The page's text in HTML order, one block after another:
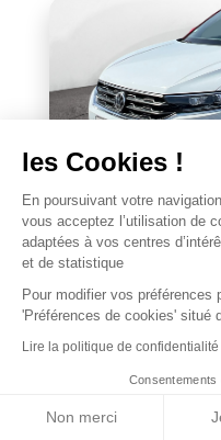
T-Roc 1.5 TSI 150 EVO
118 201 km
17 990 €
les Cookies !
En poursuivant votre
vous acceptez l’utilisation de
adaptées à vos centres
et de statistique
Pour modifier vos préférences
'Préférences de cookies' situé
Lire la politique de confidentialité
Consentements
Non merci